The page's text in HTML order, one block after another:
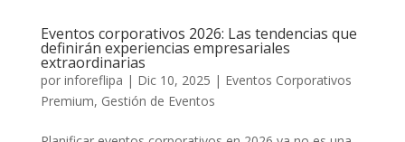
Eventos corporativos 2026: Las tendencias que
definirán experiencias empresariales
extraordinarias
por inforeflipa | Dic 10, 2025 | Eventos Corporativos
Premium, Gestión de Eventos